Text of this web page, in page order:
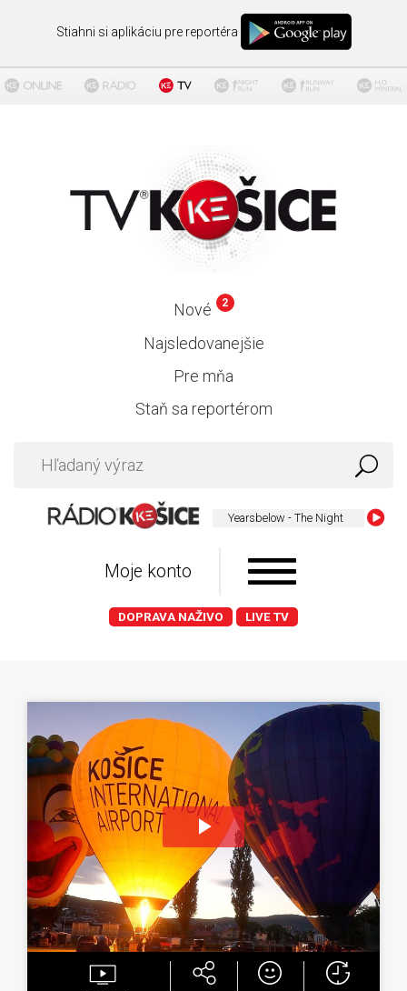
Stiahni si aplikáciu pre reportéra
Nové 2
Najsledovanejšie
Pre mňa
Staň sa reportérom
Yearsbelow - The Night
Moje konto
DOPRAVA NAŽIVO LIVE TV
Play
Video